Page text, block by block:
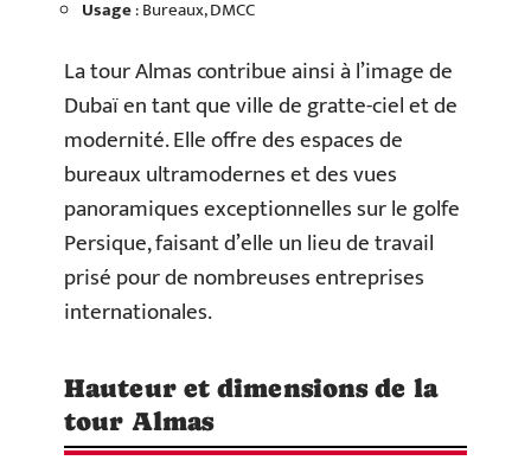
Usage: Bureaux, DMCC
La tour Almas contribue ainsi à l’image de
Dubaï en tant que ville de gratte-ciel et de
modernité. Elle offre des espaces de
bureaux ultramodernes et des vues
panoramiques exceptionnelles sur le golfe
Persique, faisant d’elle un lieu de travail
prisé pour de nombreuses entreprises
internationales.
Hauteur et dimensions de la
tour Almas